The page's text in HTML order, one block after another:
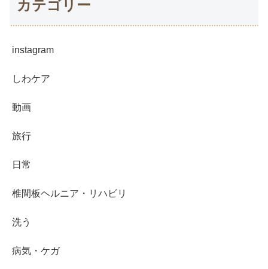
カテゴリー
instagram
しわケア
動画
旅行
日常
椎間板ヘルニア・リハビリ
洗う
病気・ケガ